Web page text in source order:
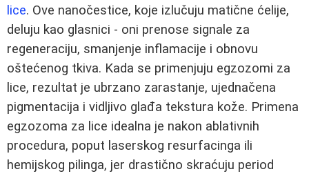
lice. Ove nanočestice, koje izlučuju matične ćelije,
deluju kao glasnici - oni prenose signale za
regeneraciju, smanjenje inflamacije i obnovu
oštećenog tkiva. Kada se primenjuju egzozomi za
lice, rezultat je ubrzano zarastanje, ujednačena
pigmentacija i vidljivo glađa tekstura kože. Primena
egzozoma za lice idealna je nakon ablativnih
procedura, poput laserskog resurfacinga ili
hemijskog pilinga, jer drastično skraćuju period